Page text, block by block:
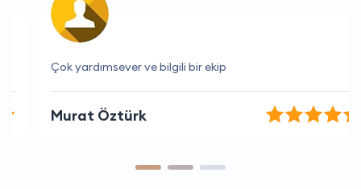
Çok yardımsever ve bilgili bir ekip
Murat Öztürk